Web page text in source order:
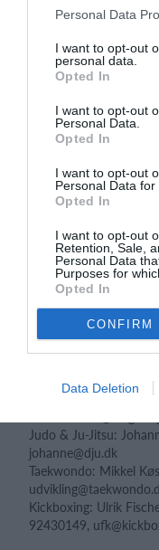
Personal Data
I want to opt-out
personal data.
Opted In
I want to opt-out
Personal Data.
Opted In
I want to opt-out
Personal Data for
Opted In
I want to opt-out
Retention, Sale,
Personal Data
Purposes for
Opted In
CONFIRM
Data Deletion
min at gå fra Nyborg
Det endelige program
Fredag 1. november:
Søndag 3. november:
En masse god træning
Comedyshow
Sociale aktiviteter
Oplæg om
Oplæg fra en eliteatlet
Vigtige oplysninger:
200 deltagere, og det
Fægtning: Mads
Judo & Ju-Jitsu:
johanne@dju.dk
Taekwondo: Mikkel
Kickboxing: Ulrik
92430149,